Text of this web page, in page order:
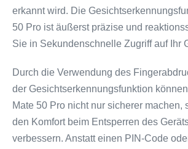
erkannt wird. Die
50 Pro ist äußerst präzise und
Sie in Sekundenschnelle Zugriff auf Ihr
Durch die Verwendung des
der Gesichtserkennungsfunktion
Mate 50 Pro nicht nur sicherer machen,
den Komfort beim Entsperren des
verbessern. Anstatt einen PIN-Code